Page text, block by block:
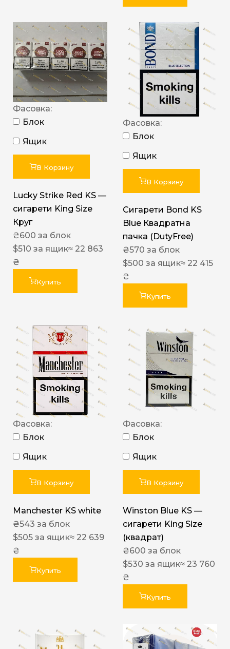
Фасовка:
Блок
Ящик
В Корзину
Lucky Strike Red KS —
сигарети King Size
Круг
₴600 за блок
$510 за ящик≈ 22 863
₴
Купить
Фасовка:
Блок
Ящик
В Корзину
Сигарети Bond KS
Blue Квадратна
пачка (DutyFree)
₴570 за блок
$500 за ящик≈ 22 415
₴
Купить
Фасовка:
Блок
Ящик
В Корзину
Manchester KS white
₴543 за блок
$505 за ящик≈ 22 639
₴
Купить
Фасовка:
Блок
Ящик
В Корзину
Winston Blue KS —
сигарети King Size
(квадрат)
₴600 за блок
$530 за ящик≈ 23 760
₴
Купить